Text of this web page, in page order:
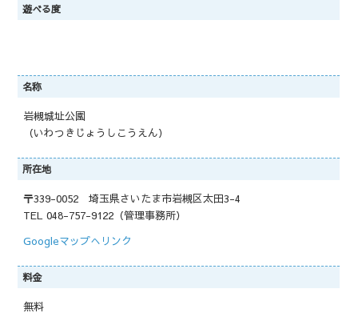
遊べる度
名称
岩槻城址公園
（いわつきじょうしこうえん）
所在地
〒339-0052 埼玉県さいたま市岩槻区太田3-4
TEL 048-757-9122（管理事務所）
Googleマップへリンク
料金
無料